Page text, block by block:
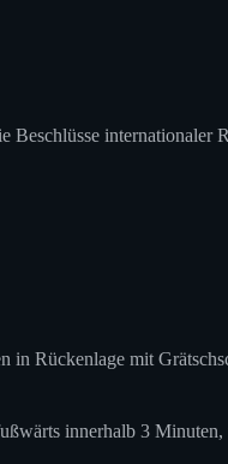
internationaler
Rückenlage mit
innerhalb 3